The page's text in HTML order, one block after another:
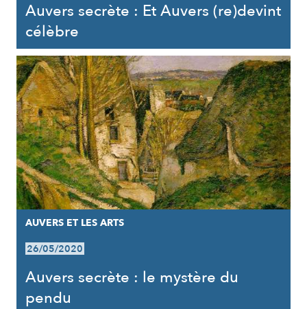
Auvers secrète : Et Auvers (re)devint
célèbre
AUVERS ET LES ARTS
26/05/2020
Auvers secrète : le mystère du
pendu